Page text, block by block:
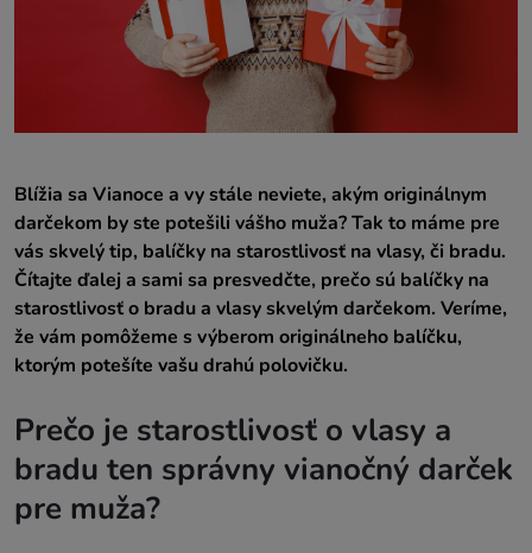
Blížia sa Vianoce a vy stále neviete, akým originálnym
darčekom by ste potešili vášho muža? Tak to máme pre
vás skvelý tip, balíčky na starostlivosť na vlasy, či bradu.
Čítajte ďalej a sami sa presvedčte, prečo sú balíčky na
starostlivosť o bradu a vlasy skvelým darčekom. Veríme,
že vám pomôžeme s výberom originálneho balíčku,
ktorým potešíte vašu drahú polovičku.
Prečo je starostlivosť o vlasy a
bradu ten správny vianočný darček
pre muža?